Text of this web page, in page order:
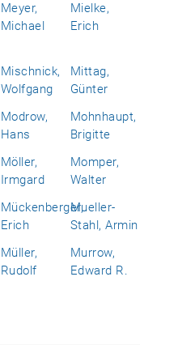
Meyer,
Michael
Mielke,
Erich
Mischnick,
Wolfgang
Mittag,
Günter
Modrow,
Hans
Mohnhaupt,
Brigitte
Möller,
Irmgard
Momper,
Walter
Mückenberger,
Erich
Mueller-
Stahl, Armin
Müller,
Rudolf
Murrow,
Edward R.